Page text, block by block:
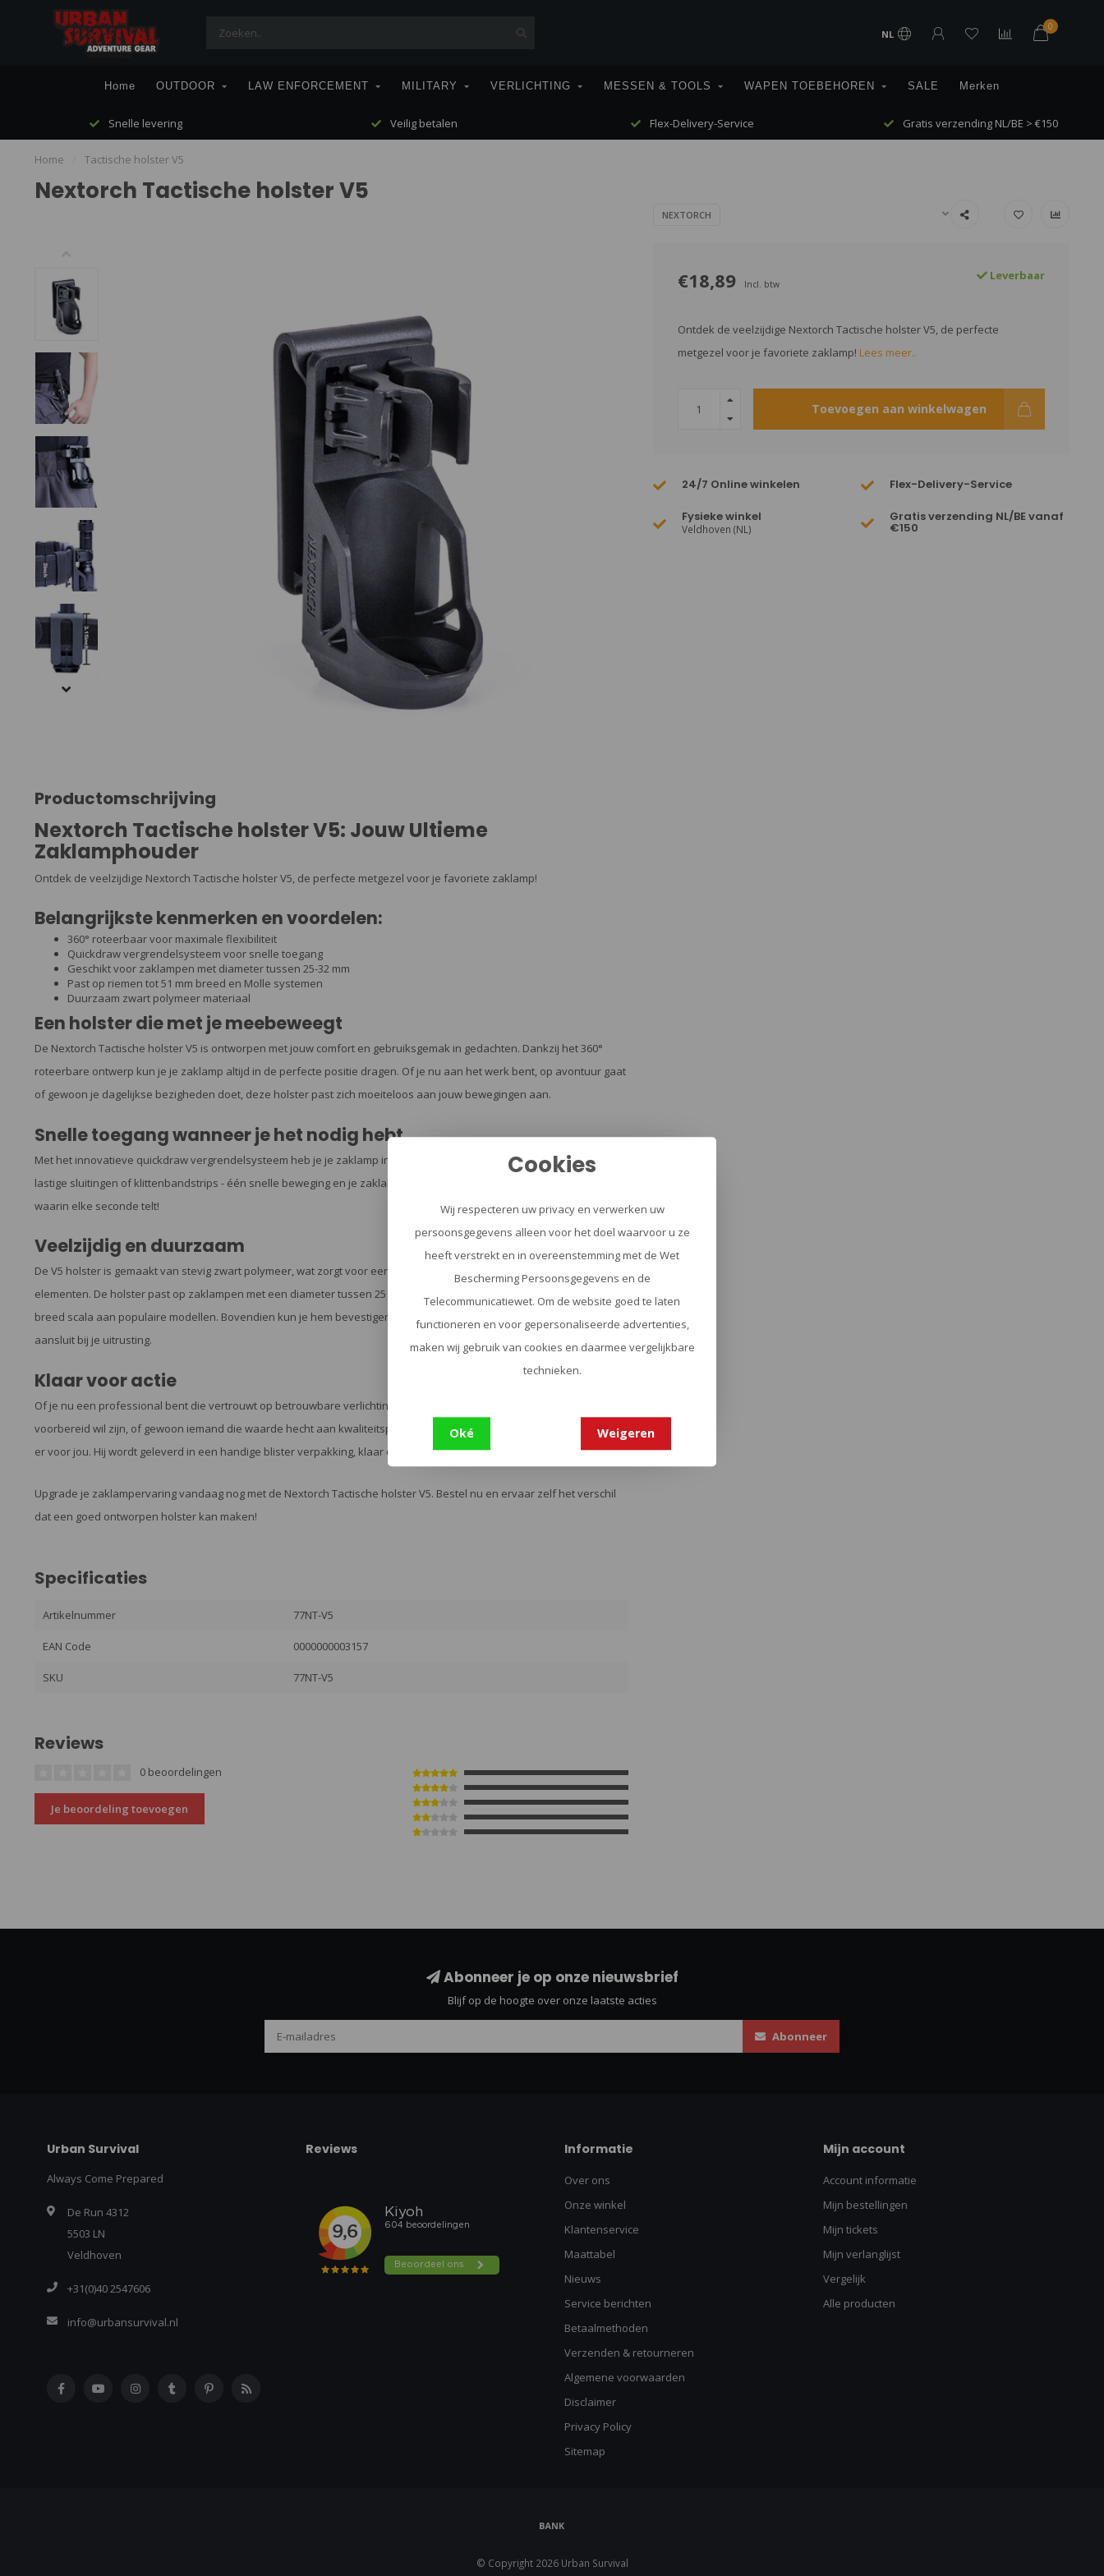
NL
0
Home OUTDOOR LAW ENFORCEMENT MILITARY VERLICHTING MESSEN & TOOLS WAPEN TOEBEHOREN SALE Merken
Snelle levering Veilig betalen Flex-Delivery-Service Gratis verzending NL/BE > €150
Home Tactische holster V5
Nextorch Tactische holster V5
NEXTORCH
€18,89 Incl. btw
Leverbaar
Ontdek de veelzijdige Nextorch Tactische holster V5, de perfecte
metgezel voor je favoriete zaklamp! Lees meer..
Toevoegen aan winkelwagen
24/7 Online winkelen Flex-Delivery-Service
Fysieke winkel
Veldhoven (NL)
Gratis verzending NL/BE vanaf
€150
Productomschrijving
Nextorch Tactische holster V5: Jouw Ultieme
Zaklamphouder
Ontdek de veelzijdige Nextorch Tactische holster V5, de perfecte metgezel voor je favoriete zaklamp!
Belangrijkste kenmerken en voordelen:
360° roteerbaar voor maximale flexibiliteit
Quickdraw vergrendelsysteem voor snelle toegang
Geschikt voor zaklampen met diameter tussen 25-32 mm
Past op riemen tot 51 mm breed en Molle systemen
Duurzaam zwart polymeer materiaal
Een holster die met je meebeweegt
De Nextorch Tactische holster V5 is ontworpen met jouw comfort en gebruiksgemak in gedachten. Dankzij het 360°
roteerbare ontwerp kun je je zaklamp altijd in de perfecte positie dragen. Of je nu aan het werk bent, op avontuur gaat
of gewoon je dagelijkse bezigheden doet, deze holster past zich moeiteloos aan jouw bewegingen aan.
Snelle toegang wanneer je het nodig hebt
Met het innovatieve quickdraw vergrendelsysteem heb je je zaklamp in een oogwenk bij de hand. Geen gedoe met
lastige sluitingen of klittenbandstrips - één snelle beweging en je zaklamp is klaar voor gebruik. Ideaal voor situaties
waarin elke seconde telt!
Veelzijdig en duurzaam
De V5 holster is gemaakt van stevig zwart polymeer, wat zorgt voor een lange levensduur en bescherming tegen de
elementen. De holster past op zaklampen met een diameter tussen 25 en 32 mm, waardoor hij geschikt is voor een
breed scala aan populaire modellen. Bovendien kun je hem bevestigen aan riemen tot 51 mm breed, zodat hij perfect
aansluit bij je uitrusting.
Klaar voor actie
Of je nu een professional bent die vertrouwt op betrouwbare verlichting, een outdoor-enthousiasteling die altijd
voorbereid wil zijn, of gewoon iemand die waarde hecht aan kwaliteitsproducten - de Nextorch Tactische holster V5 is
er voor jou. Hij wordt geleverd in een handige blister verpakking, klaar om direct in gebruik te nemen.
Upgrade je zaklampervaring vandaag nog met de Nextorch Tactische holster V5. Bestel nu en ervaar zelf het verschil
dat een goed ontworpen holster kan maken!
Specificaties
Artikelnummer 77NT-V5
EAN Code 0000000003157
SKU 77NT-V5
Reviews
0 beoordelingen
Je beoordeling toevoegen
Abonneer je op onze nieuwsbrief
Blijf op de hoogte over onze laatste acties
Abonneer
Urban Survival
Always Come Prepared
De Run 4312
5503 LN
Veldhoven
+31(0)40 2547606
info@urbansurvival.nl
Reviews Informatie
Over ons
Onze winkel
Klantenservice
Maattabel
Nieuws
Service berichten
Betaalmethoden
Verzenden & retourneren
Algemene voorwaarden
Disclaimer
Privacy Policy
Sitemap
Mijn account
Account informatie
Mijn bestellingen
Mijn tickets
Mijn verlanglijst
Vergelijk
Alle producten
© Copyright 2026 Urban Survival
Cookies
Wij respecteren uw privacy en verwerken uw
persoonsgegevens alleen voor het doel waarvoor u ze
heeft verstrekt en in overeenstemming met de Wet
Bescherming Persoonsgegevens en de
Telecommunicatiewet. Om de website goed te laten
functioneren en voor gepersonaliseerde advertenties,
maken wij gebruik van cookies en daarmee vergelijkbare
technieken.
Oké Weigeren